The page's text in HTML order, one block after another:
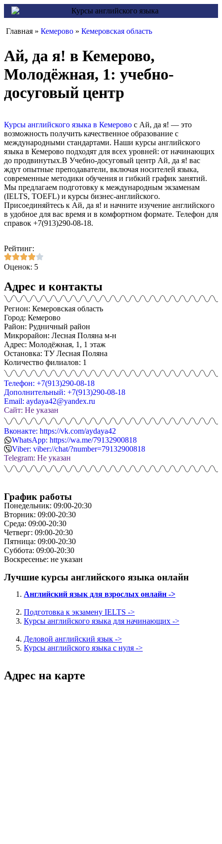
Главная » Кемерово » Кемеровская область
Ай, да я! в Кемерово,
Молодёжная, 1: учебно-
досуговый центр
Курсы английского языка в Кемерово с Ай, да я! — это
возможность получить качественное образование с
международными стандартами. Наши курсы английского
языка в Кемерово подходят для всех уровней: от начинающих
до продвинутых.В Учебно-досуговый центр Ай, да я! вас
ждут опытные преподаватели, включая носителей языка,
современные методики обучения и гибкий график занятий.
Мы предлагаем подготовку к международным экзаменам
(IELTS, TOEFL) и курсы бизнес-английского.
Присоединяйтесь к Ай, да я! и начните изучение английского
в удобное для вас время и в комфортном формате. Телефон для
справок +7(913)290-08-18.
Рейтинг:
Оценок: 5
Адрес и контакты
Регион: Кемеровская область
Город: Кемерово
Район: Рудничный район
Микрорайон: Лесная Поляна м-н
Адрес: Молодёжная, 1, 1 этаж
Остановка: ТУ Лесная Поляна
Количество филиалов: 1
Телефон: +7(913)290-08-18
Дополнительный: +7(913)290-08-18
Email: aydaya42@yandex.ru
Сайт: Не указан
Вконакте: https://vk.com/aydaya42
WhatsApp: https://wa.me/79132900818
Viber: viber://chat/?number=79132900818
Telegram: Не указан
График работы
Понедельник: 09:00-20:30
Вторник: 09:00-20:30
Среда: 09:00-20:30
Четверг: 09:00-20:30
Пятница: 09:00-20:30
Суббота: 09:00-20:30
Воскресенье: не указан
Лучшие курсы английского языка онлайн
Английский язык для взрослых онлайн ->
Подготовка к экзамену IELTS ->
Курсы английского языка для начинающих ->
Деловой английский язык ->
Курсы английского языка с нуля ->
Адрес на карте